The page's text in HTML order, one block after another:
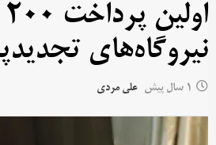
نیروگاه‌های
1 سال پیش علی مردی